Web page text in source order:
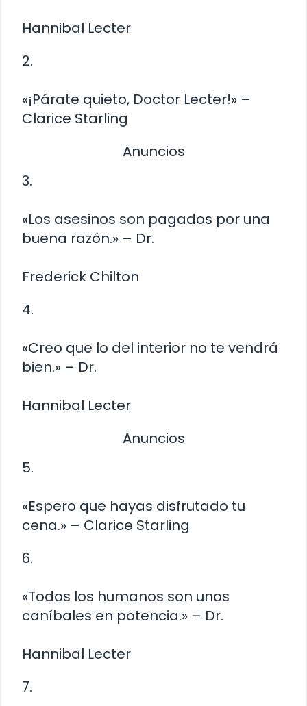
Hannibal Lecter
2.
«¡Párate quieto, Doctor Lecter!» –
Clarice Starling
Anuncios
3.
«Los asesinos son pagados por una
buena razón.» – Dr.
Frederick Chilton
4.
«Creo que lo del interior no te vendrá
bien.» – Dr.
Hannibal Lecter
Anuncios
5.
«Espero que hayas disfrutado tu
cena.» – Clarice Starling
6.
«Todos los humanos son unos
caníbales en potencia.» – Dr.
Hannibal Lecter
7.